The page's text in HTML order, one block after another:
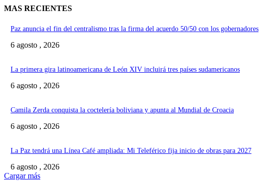
MAS RECIENTES
Paz anuncia el fin del centralismo tras la firma del acuerdo 50/50 con los gobernadores
6 agosto , 2026
La primera gira latinoamericana de León XIV incluirá tres países sudamericanos
6 agosto , 2026
Camila Zerda conquista la coctelería boliviana y apunta al Mundial de Croacia
6 agosto , 2026
La Paz tendrá una Línea Café ampliada: Mi Teleférico fija inicio de obras para 2027
6 agosto , 2026
Cargar más